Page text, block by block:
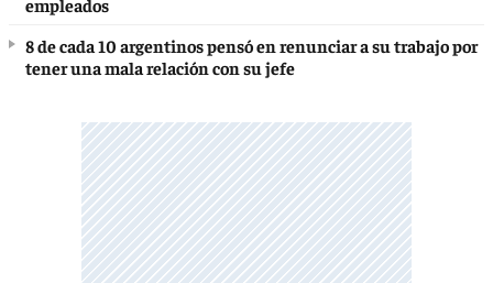
empleados
8 de cada 10 argentinos pensó en renunciar a su trabajo por
tener una mala relación con su jefe